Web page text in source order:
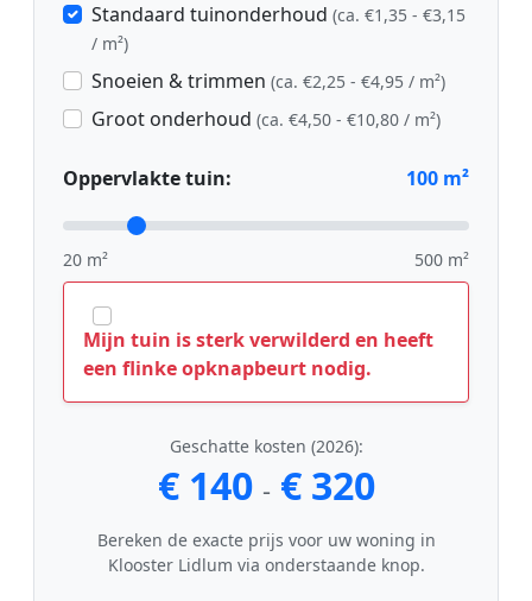
Standaard tuinonderhoud (ca. €1,35 - €3,15
/ m²)
Snoeien & trimmen (ca. €2,25 - €4,95 / m²)
Groot onderhoud (ca. €4,50 - €10,80 / m²)
Oppervlakte tuin: 100 m²
20 m² 500 m²
Mijn tuin is sterk verwilderd en heeft
een flinke opknapbeurt nodig.
Geschatte kosten (2026):
€ 140 - € 320
Bereken de exacte prijs voor uw woning in
Klooster Lidlum via onderstaande knop.